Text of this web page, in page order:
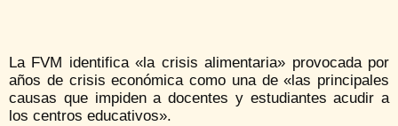
La FVM identifica «la crisis alimentaria» provocada por
años de crisis económica como una de «las principales
causas que impiden a docentes y estudiantes acudir a
los centros educativos».